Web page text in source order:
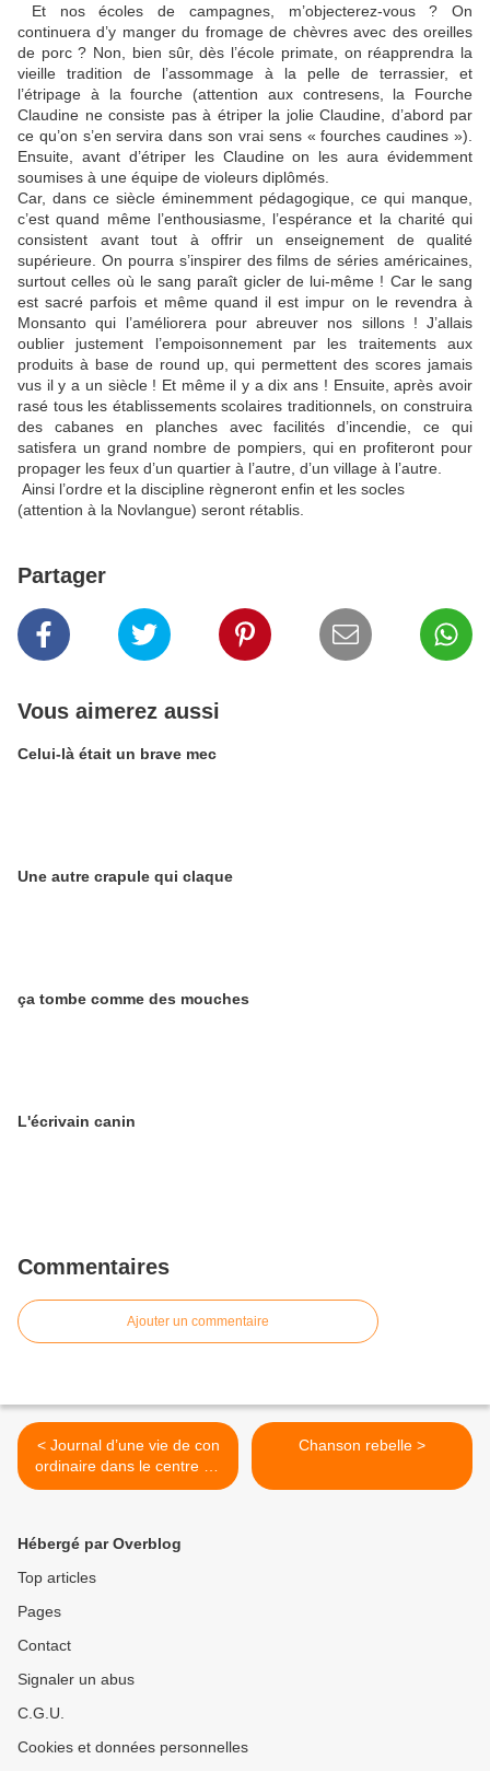
Et nos écoles de campagnes, m’objecterez-vous ? On
continuera d’y manger du fromage de chèvres avec des oreilles
de porc ? Non, bien sûr, dès l’école primate, on réapprendra la
vieille tradition de l’assommage à la pelle de terrassier, et
l’étripage à la fourche (attention aux contresens, la Fourche
Claudine ne consiste pas à étriper la jolie Claudine, d’abord par
ce qu’on s’en servira dans son vrai sens « fourches caudines »).
Ensuite, avant d’étriper les Claudine on les aura évidemment
soumises à une équipe de violeurs diplômés.
Car, dans ce siècle éminemment pédagogique, ce qui manque,
c’est quand même l’enthousiasme, l’espérance et la charité qui
consistent avant tout à offrir un enseignement de qualité
supérieure. On pourra s’inspirer des films de séries américaines,
surtout celles où le sang paraît gicler de lui-même ! Car le sang
est sacré parfois et même quand il est impur on le revendra à
Monsanto qui l’améliorera pour abreuver nos sillons ! J’allais
oublier justement l’empoisonnement par les traitements aux
produits à base de round up, qui permettent des scores jamais
vus il y a un siècle ! Et même il y a dix ans ! Ensuite, après avoir
rasé tous les établissements scolaires traditionnels, on construira
des cabanes en planches avec facilités d’incendie, ce qui
satisfera un grand nombre de pompiers, qui en profiteront pour
propager les feux d’un quartier à l’autre, d’un village à l’autre.
Ainsi l’ordre et la discipline règneront enfin et les socles
(attention à la Novlangue) seront rétablis.
Partager
Vous aimerez aussi
Celui-là était un brave mec
Une autre crapule qui claque
ça tombe comme des mouches
L'écrivain canin
Commentaires
Ajouter un commentaire
< Journal d’une vie de con
ordinaire dans le centre de
la France 1940-2012 (suite)
Chanson rebelle >
Hébergé par Overblog
Top articles
Pages
Contact
Signaler un abus
C.G.U.
Cookies et données personnelles